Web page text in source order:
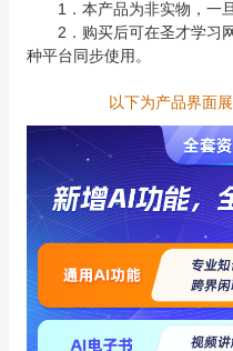
1．本产品为非实物，一
2．购买后可在圣才学习
种平台同步使用。
以下为产品界面